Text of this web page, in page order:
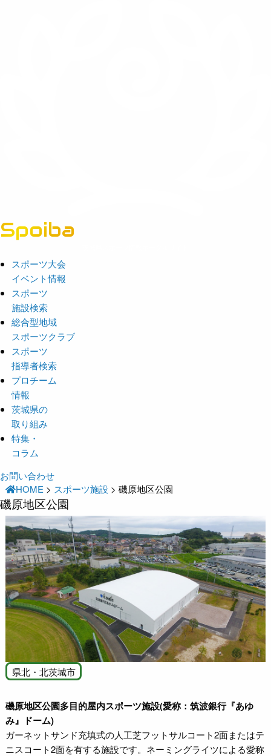
Spoiba
スポーツ大会
イベント情報
スポーツ
施設検索
総合型地域
スポーツクラブ
スポーツ
指導者検索
プロチーム
情報
茨城県の
取り組み
特集・
コラム
お問い合わせ
HOME > スポーツ施設 >磯原地区公園
磯原地区公園
県北・北茨城市
磯原地区公園多目的屋内スポーツ施設(愛称：筑波銀行『あゆ
み』ドーム)
ガーネットサンド充填式の人工芝フットサルコート2面またはテ
ニスコート2面を有する施設です。ネーミングライツによる愛称